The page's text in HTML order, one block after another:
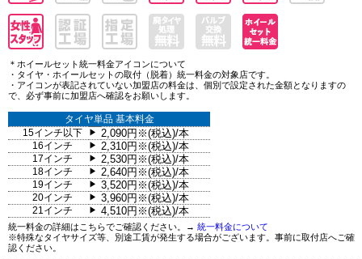
＊ホイールセット統一料金アイコンについて
・タイヤ・ホイールセットの取付（脱着）統一料金の対象店です。
・アイコンが表記されていない加盟店の料金は、個別で設定された金額となりますの
で、必ず事前に加盟店へ確認をお願いします。
タイヤ単品 基本料金
15インチ以下
▶ 2,090円※(税込)/本
16インチ ▶ 2,310円※(税込)/本
17インチ ▶ 2,530円※(税込)/本
18インチ ▶ 2,640円※(税込)/本
19インチ ▶ 3,520円※(税込)/本
20インチ ▶ 3,960円※(税込)/本
21インチ ▶ 4,510円※(税込)/本
統一料金の詳細はこちらでご確認ください。→ 統一料金について
※特殊なタイヤサイズ等、別途工賃が発生する場合がございます。事前に取付店へご確
認ください。